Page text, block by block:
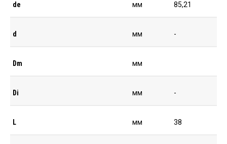
de мм 85,21
d мм -
Dm мм
Di мм -
L мм 38